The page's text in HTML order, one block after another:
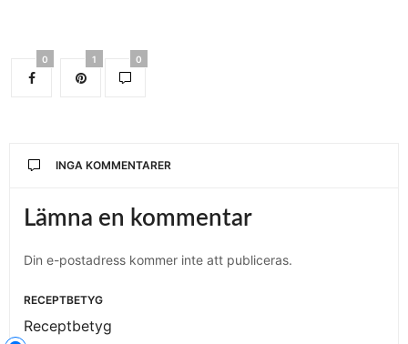
0 1 0
INGA KOMMENTARER
Lämna en kommentar
Din e-postadress kommer inte att publiceras.
RECEPTBETYG
Receptbetyg